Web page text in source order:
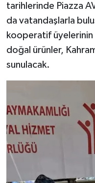
tarihlerinde Piazza
da vatandaşlarla
kooperatif üyelerinin
doğal ürünler,
sunulacak.